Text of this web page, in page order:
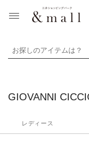
お探しのアイテムは？
GIOVANNI
レディース